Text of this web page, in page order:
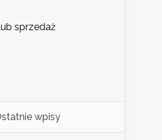
sprzedaż
wpisy